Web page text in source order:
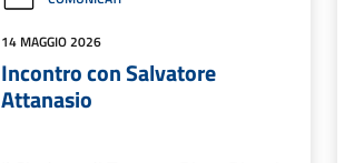
14 MAGGIO 2026
Incontro con Salvatore
Attanasio